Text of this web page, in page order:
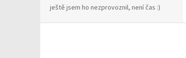
ještě jsem ho nezprovoznil, není čas :)